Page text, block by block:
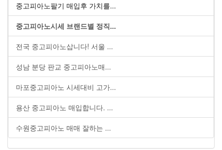
중고피아노팔기 매입후 가치를...
중고피아노시세 브랜드별 정직...
전국 중고피아노삽니다! 서울 ...
성남 분당 판교 중고피아노매...
마포중고피아노 시세대비 고가...
용산 중고피아노 매입합니다. ...
수원중고피아노 매매 잘하는 ...